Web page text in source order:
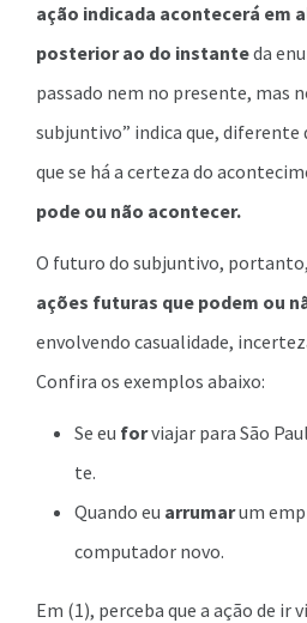
ação indicada acontecerá em
posterior ao do instanteda
passado nem no presente, mas
subjuntivo” indica que,
que se há a certeza do
pode ou não acontecer.
O futuro do subjuntivo,
ações futuras que podem ou
envolvendo casualidade,
Confira os exemplos abaixo:
Se eu forviajar para São
te.
Quando eu arrumarum
computador novo.
Em (1), perceba que a ação de ir